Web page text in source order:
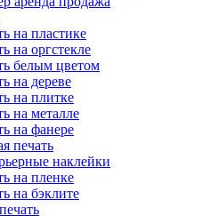
на пластике
на оргстекле
белым цветом
на дереве
на плитке
на металле
на фанере
печать
наклейки
на пленке
на бэклите